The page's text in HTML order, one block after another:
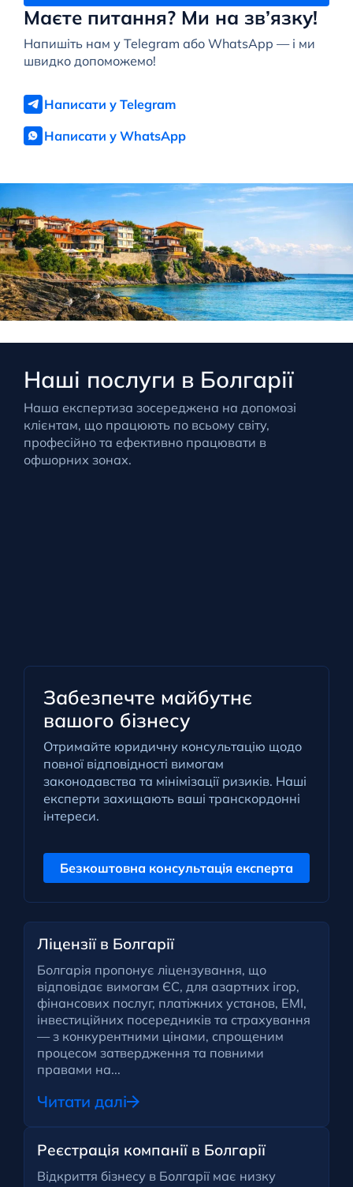
Маєте питання? Ми на зв’язку!
Напишіть нам у Telegram або WhatsApp — і ми
швидко допоможемо!
Написати у Telegram
Написати у WhatsApp
Наші послуги в Болгарії
Наша експертиза зосереджена на допомозі
клієнтам, що працюють по всьому світу,
професійно та ефективно працювати в
офшорних зонах.
Забезпечте майбутнє
вашого бізнесу
Отримайте юридичну консультацію щодо
повної відповідності вимогам
законодавства та мінімізації ризиків. Наші
експерти захищають ваші транскордонні
інтереси.
Безкоштовна консультація експерта
Ліцензії в Болгарії
Болгарія пропонує ліцензування, що
відповідає вимогам ЄС, для азартних ігор,
фінансових послуг, платіжних установ, EMI,
інвестиційних посередників та страхування
— з конкурентними цінами, спрощеним
процесом затвердження та повними
правами на...
Читати далі
Реєстрація компанії в Болгарії
Відкриття бізнесу в Болгарії має низку